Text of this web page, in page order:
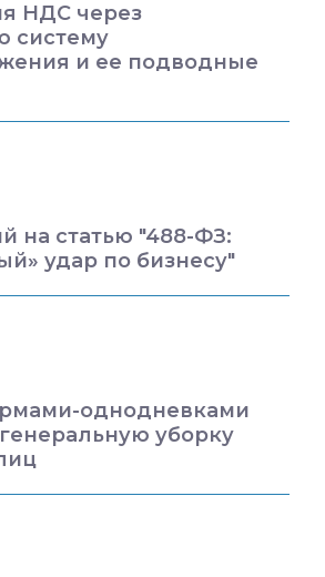
НДС через
систему
и ее подводные
на статью "488-ФЗ:
удар по бизнесу"
однодневками
уборку